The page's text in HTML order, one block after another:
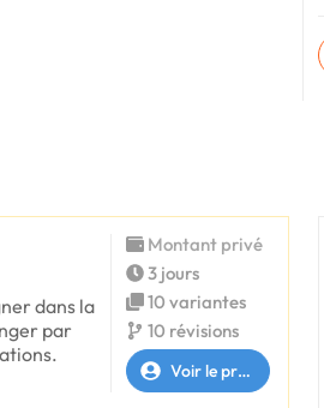
dans la
par
Montant privé
3 jours
10 variantes
10 révisions
Voir le profil